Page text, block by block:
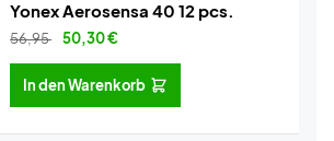
Yonex Aerosensa 40 12 pcs.
56,95 50,30€
In den Warenkorb